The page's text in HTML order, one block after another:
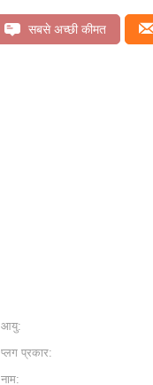
सबसे अच्छी कीमत
आयु:
प्लग प्रकार:
नाम: